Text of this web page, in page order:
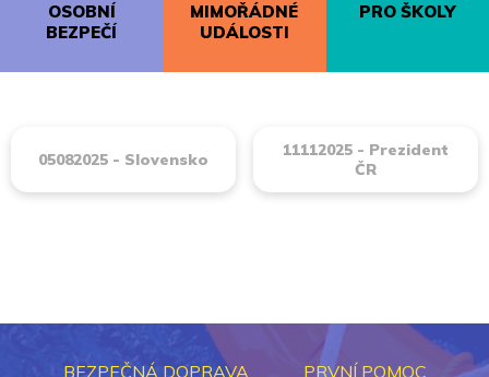
OSOBNÍ
BEZPEČÍ
MIMOŘÁDNÉ
UDÁLOSTI
PRO ŠKOLY
05082025 - Slovensko
11112025 - Prezident
ČR
BEZPEČNÁ DOPRAVA PRVNÍ POMOC